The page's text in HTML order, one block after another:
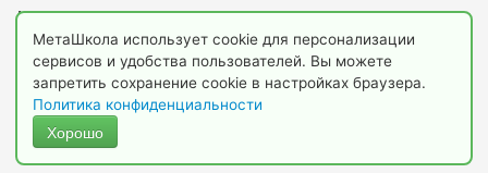
Мы в социальных сетях:
© 2009-2026 МетаШкола, www.metaschool.ru
МетаШкола использует cookie для персонализации
сервисов и удобства пользователей. Вы можете
запретить сохранение cookie в настройках браузера.
Политика конфиденциальности
Хорошо